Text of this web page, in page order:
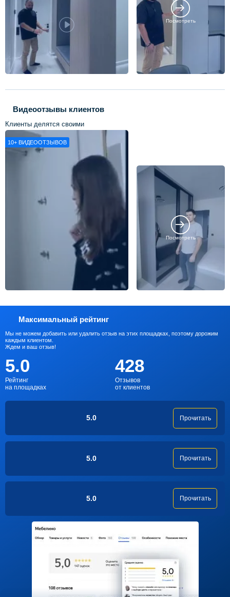
Посмотреть
Видеоотзывы клиентов
Клиенты делятся своими
впечатлениями о нашей работе
10+ ВИДЕООТЗЫВОВ
Посмотреть
Максимальный рейтинг
Мы не можем добавить или удалить отзыв на этих площадках, поэтому дорожим
каждым клиентом.
Ждем и ваш отзыв!
5.0
Рейтинг
на площадках
428
Отзывов
от клиентов
5.0 Прочитать
5.0 Прочитать
5.0 Прочитать